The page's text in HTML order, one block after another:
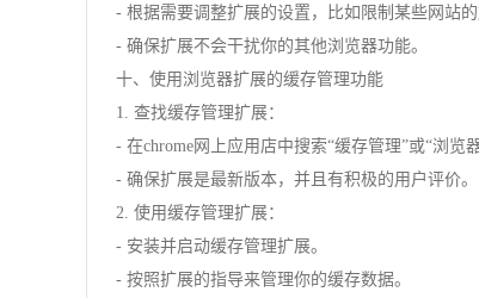
- 根据需要调整扩展的设置，比如限制某些网站的
- 确保扩展不会干扰你的其他浏览器功能。
十、使用浏览器扩展的缓存管理功能
1. 查找缓存管理扩展：
- 在chrome网上应用店中搜索“缓存管理”或“浏览
- 确保扩展是最新版本，并且有积极的用户评价。
2. 使用缓存管理扩展：
- 安装并启动缓存管理扩展。
- 按照扩展的指导来管理你的缓存数据。